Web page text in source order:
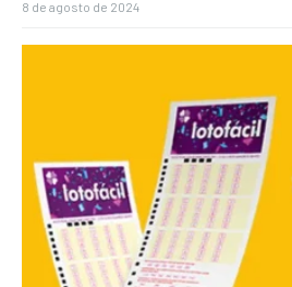
8 de agosto de 2024